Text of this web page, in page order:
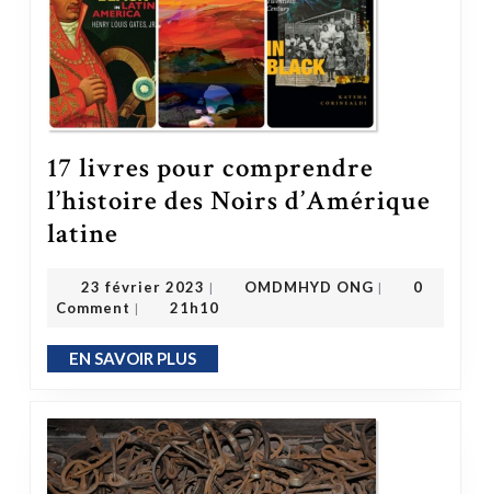
17 livres pour comprendre
l’histoire des Noirs d’Amérique
latine
23 février 2023 | OMDMHYD ONG |
0
Comment | 21h10
EN SAVOIR PLUSEN SAVOIR PLUS